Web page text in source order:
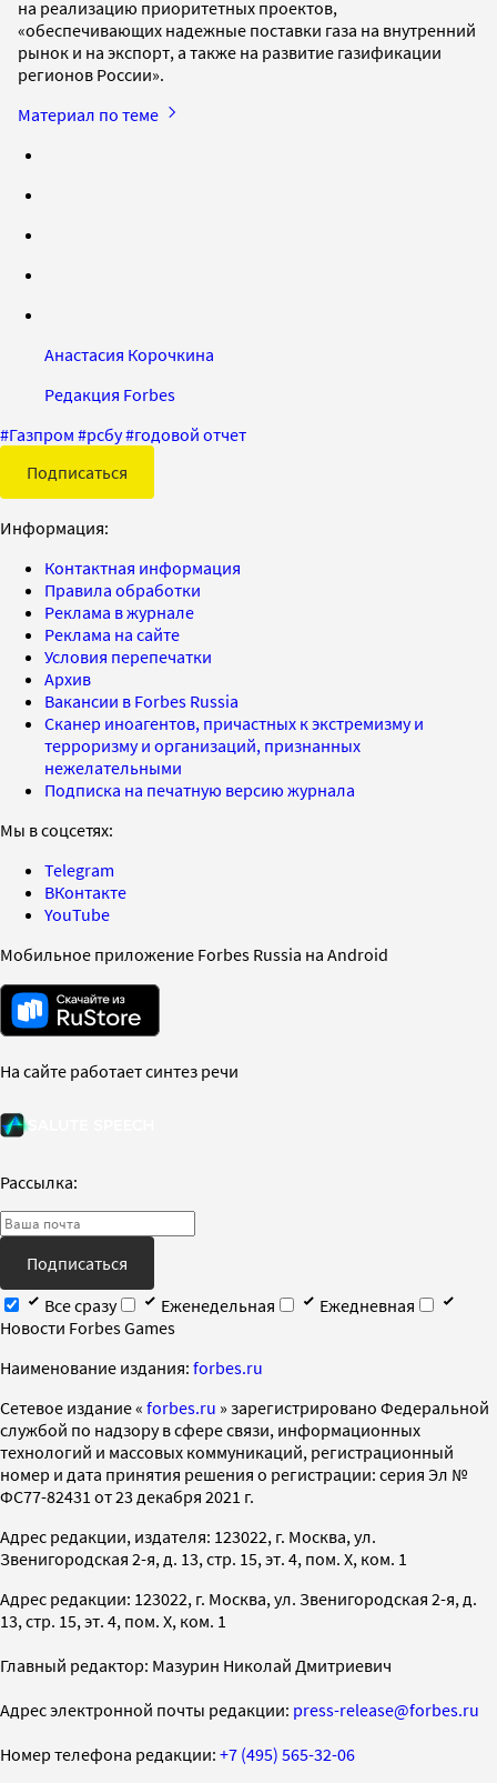
на реализацию приоритетных проектов,
«обеспечивающих надежные поставки газа на внутренний
рынок и на экспорт, а также на развитие газификации
регионов России».
Материал по теме
Анастасия Корочкина
Редакция Forbes
#Газпром #рсбу#годовой отчет
Подписаться
Информация:
Контактная информация
Правила обработки
Реклама в журнале
Реклама на сайте
Условия перепечатки
Архив
Вакансии в Forbes Russia
Сканер иноагентов, причастных к экстремизму и
терроризму и организаций, признанных
нежелательными
Подписка на печатную версию журнала
Мы в соцсетях:
Telegram
ВКонтакте
YouTube
Мобильное приложение Forbes Russia на Android
На сайте работает синтез речи
Рассылка:
Подписаться
Все сразу
Еженедельная
Ежедневная
Новости Forbes Games
Наименование издания: forbes.ru
Cетевое издание « forbes.ru » зарегистрировано Федеральной
службой по надзору в сфере связи, информационных
технологий и массовых коммуникаций, регистрационный
номер и дата принятия решения о регистрации: серия Эл №
ФС77-82431 от 23 декабря 2021 г.
Адрес редакции, издателя: 123022, г. Москва, ул.
Звенигородская 2-я, д. 13, стр. 15, эт. 4, пом. X, ком. 1
Адрес редакции: 123022, г. Москва, ул. Звенигородская 2-я, д.
13, стр. 15, эт. 4, пом. X, ком. 1
Главный редактор: Мазурин Николай Дмитриевич
Адрес электронной почты редакции: press-release@forbes.ru
Номер телефона редакции: +7 (495) 565-32-06